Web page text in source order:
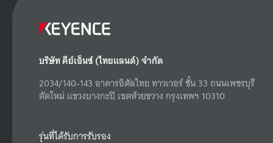
บริษัท คีย์เอ็นซ์ (ไทยแลนด์) จำกัด
2034/140-143 อาคารอิตัลไทย ทาวเวอร์ ชั้น 33 ถนนเพชรบุรี
ตัดใหม่ แขวงบางกะปิ เขตห้วยขวาง กรุงเทพฯ 10310
รุ่นที่ได้รับการรับรอง